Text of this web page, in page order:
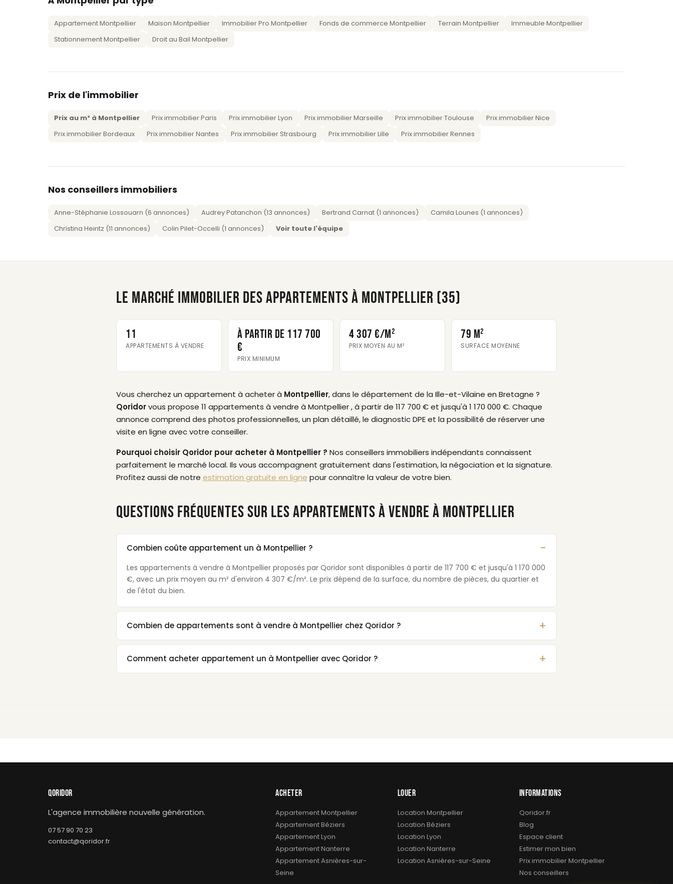
Appartement Montpellier Maison Montpellier Immobilier Pro Montpellier Fonds de commerce Montpellier Terrain Montpellier
Immeuble Montpellier
Stationnement Montpellier
Droit au Bail Montpellier
Prix de l'immobilier
Prix au m² à Montpellier Prix immobilier Paris Prix immobilier Lyon Prix immobilier Marseille Prix immobilier Toulouse
Prix immobilier Nice
Prix immobilier Bordeaux
Prix immobilier Nantes Prix immobilier Strasbourg Prix immobilier Lille Prix immobilier Rennes
Nos conseillers immobiliers
Anne-Stéphanie Lossouarn (6 annonces) Audrey Patanchon (13 annonces) Bertrand Carnat (1 annonces)
Camila Lounes (1 annonces)
Christina Heintz (11 annonces)
Colin Pilet-Occelli (1 annonces) Voir toute l'équipe
LE MARCHÉ IMMOBILIER DES APPARTEMENTS À MONTPELLIER (35)
11
APPARTEMENTS À VENDRE
À partir de 117 700
€
PRIX MINIMUM
4 307 €/m²
PRIX MOYEN AU M²
79 m²
SURFACE MOYENNE
Vous cherchez un appartement à acheter à Montpellier, dans le département de la Ille-et-Vilaine en Bretagne ?
Qoridorvous propose 11 appartements à vendre à Montpellier , à partir de 117 700 € et jusqu'à 1 170 000 €. Chaque
annonce comprend des photos professionnelles, un plan détaillé, le diagnostic DPE et la possibilité de réserver une
visite en ligne avec votre conseiller.
Pourquoi choisir Qoridor pour acheter à Montpellier ? Nos conseillers immobiliers indépendants connaissent
parfaitement le marché local. Ils vous accompagnent gratuitement dans l'estimation, la négociation et la signature.
Profitez aussi de notre estimation gratuite en ligne pour connaître la valeur de votre bien.
QUESTIONS FRÉQUENTES SUR LES APPARTEMENTS À VENDRE À MONTPELLIER
Combien coûte appartement un à Montpellier ?
Les appartements à vendre à Montpellier proposés par Qoridor sont disponibles à partir de 117 700 € et jusqu'à 1 170 000
€, avec un prix moyen au m² d'environ 4 307 €/m². Le prix dépend de la surface, du nombre de pièces, du quartier et
de l'état du bien.
Combien de appartements sont à vendre à Montpellier chez Qoridor ?
Comment acheter appartement un à Montpellier avec Qoridor ?
QORIDOR
L'agence immobilière nouvelle génération.
07 57 90 70 23
contact@qoridor.fr
ACHETER
Appartement Montpellier
Appartement Béziers
Appartement Lyon
Appartement Nanterre
Appartement Asnières-sur-
Seine
LOUER
Location Montpellier
Location Béziers
Location Lyon
Location Nanterre
Location Asnières-sur-Seine
INFORMATIONS
Qoridor.fr
Blog
Espace client
Estimer mon bien
Prix immobilier Montpellier
Nos conseillers